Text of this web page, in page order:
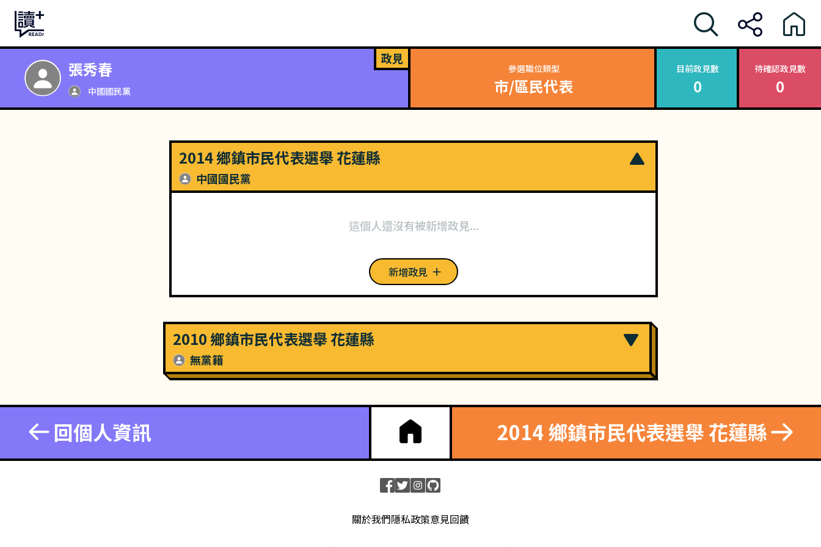
張秀春
中國國民黨
政見
參選職位類型
市/區民代表
目前政見數
0
待確認政見數
0
2014 鄉鎮市民代表選舉 花蓮縣
中國國民黨
這個人還沒有被新增政見...
新增政見
2010 鄉鎮市民代表選舉 花蓮縣
無黨籍
回個人資訊 2014 鄉鎮市民代表選舉 花蓮縣
關於我們隱私政策意見回饋